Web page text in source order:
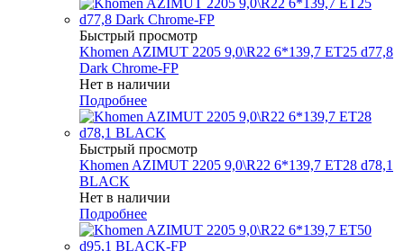
Быстрый просмотр
Khomen AZIMUT 2205 9,0\R22 6*139,7 ET25 d77,8
Dark Chrome-FP
Нет в наличии
Подробнее
Быстрый просмотр
Khomen AZIMUT 2205 9,0\R22 6*139,7 ET28 d78,1
BLACK
Нет в наличии
Подробнее